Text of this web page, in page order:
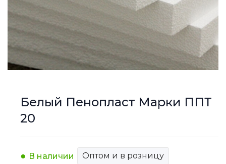
Белый Пенопласт Марки ППТ
20
В наличии Оптом и в розницу